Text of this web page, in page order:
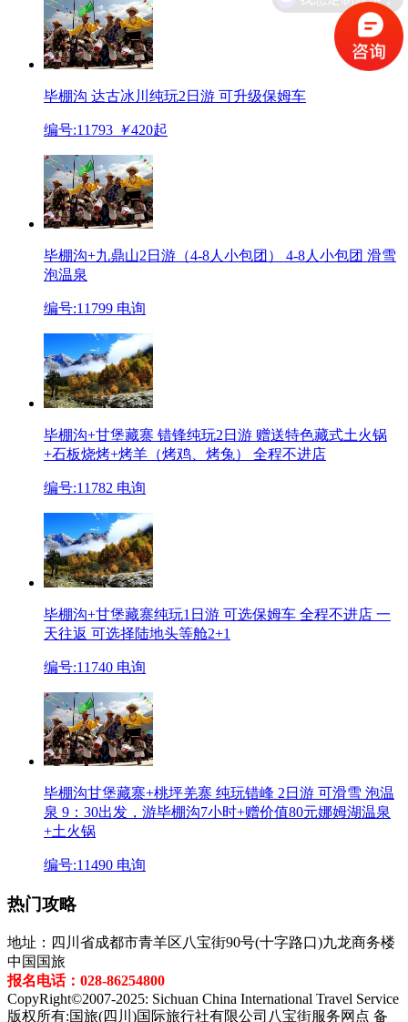
毕棚沟 达古冰川纯玩2日游 可升级保姆车
编号:11793 ￥420起
毕棚沟+九鼎山2日游（4-8人小包团） 4-8人小包团 滑雪
泡温泉
编号:11799 电询
毕棚沟+甘堡藏寨 错锋纯玩2日游 赠送特色藏式土火锅
+石板烧烤+烤羊（烤鸡、烤兔） 全程不进店
编号:11782 电询
毕棚沟+甘堡藏寨纯玩1日游 可选保姆车 全程不进店 一
天往返 可选择陆地头等舱2+1
编号:11740 电询
毕棚沟甘堡藏寨+桃坪羌寨 纯玩错峰 2日游 可滑雪 泡温
泉 9：30出发，游毕棚沟7小时+赠价值80元娜姆湖温泉
+土火锅
编号:11490 电询
热门攻略
地址：四川省成都市青羊区八宝街90号(十字路口)九龙商务楼
中国国旅
报名电话：028-86254800
CopyRight©2007-2025: Sichuan China International Travel Service
版权所有:国旅(四川)国际旅行社有限公司八宝街服务网点 备